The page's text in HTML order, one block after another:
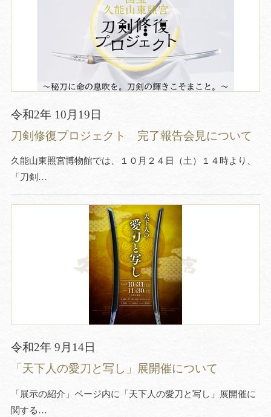
令和2年 10月19日
刀剣修復プロジェクト 完了報告会見について
久能山東照宮博物館では、１０月２４日（土）１４時より、
「刀剣…
令和2年 9月14日
「天下人の愛刀と写し」展開催について
「展示の紹介」ページ内に「天下人の愛刀と写し」展開催に
関する…